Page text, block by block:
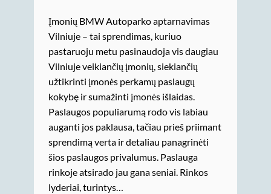
Įmonių BMW Autoparko aptarnavimas
Vilniuje – tai sprendimas, kuriuo
pastaruoju metu pasinaudoja vis daugiau
Vilniuje veikiančių įmonių, siekiančių
užtikrinti įmonės perkamų paslaugų
kokybę ir sumažinti įmonės išlaidas.
Paslaugos populiarumą rodo vis labiau
auganti jos paklausa, tačiau prieš priimant
sprendimą verta ir detaliau panagrinėti
šios paslaugos privalumus. Paslauga
rinkoje atsirado jau gana seniai. Rinkos
lyderiai, turintys…